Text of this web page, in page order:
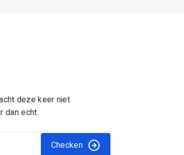
deze keer niet
dan echt.
Checken